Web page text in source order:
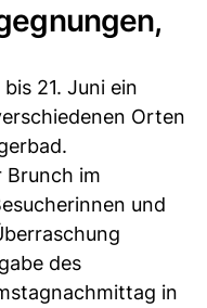
21. Juni ein
Orten
Brunch im
und
des
in